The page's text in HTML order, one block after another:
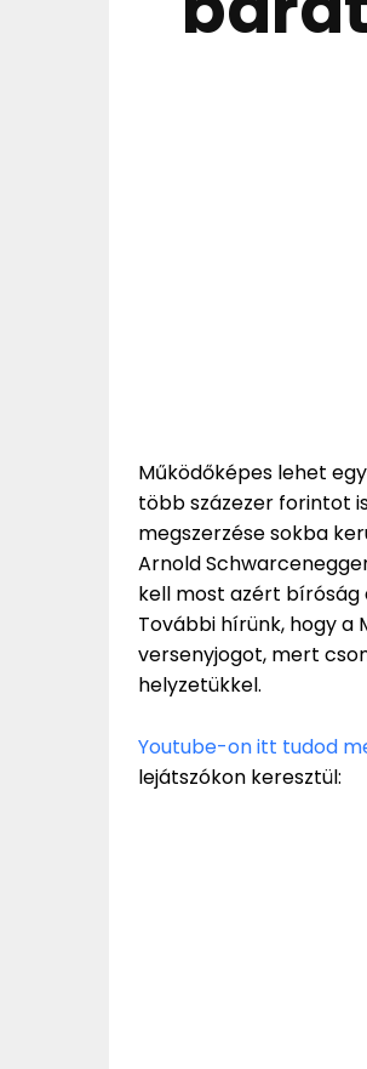
Működőképes lehet
több százezer forintot
megszerzése sokba
Arnold
kell most azért bíróság
További hírünk, hogy
versenyjogot, mert
helyzetükkel.
Youtube-on itt tudod
lejátszókon keresztül: